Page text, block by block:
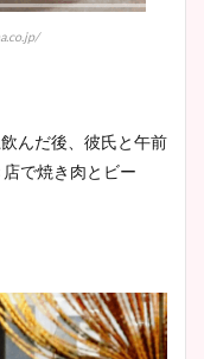
んだ後、彼氏と午前
で焼き肉とビー